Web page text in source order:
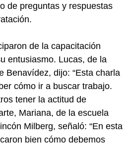
de preguntas y respuestas
de la capacitación
entusiasmo. Lucas, de la
Benavídez, dijo: “Esta charla
cómo ir a buscar trabajo.
tener la actitud de
Mariana, de la escuela
Milberg, señaló: “En esta
bien cómo debemos